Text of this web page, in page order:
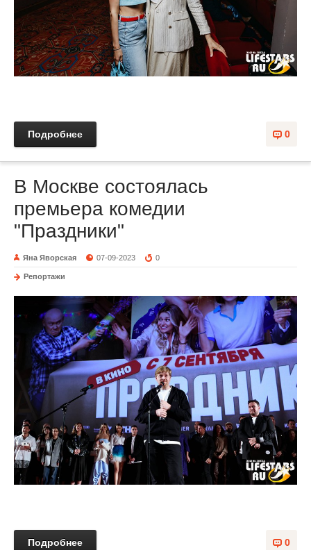
0
Подробнее
В Москве состоялась
премьера комедии
"Праздники"
Яна Яворская 07-09-2023 0
Репортажи
0
Подробнее